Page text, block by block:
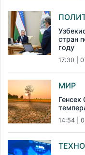
стран
году
17:30 |
МИР
14:54 |